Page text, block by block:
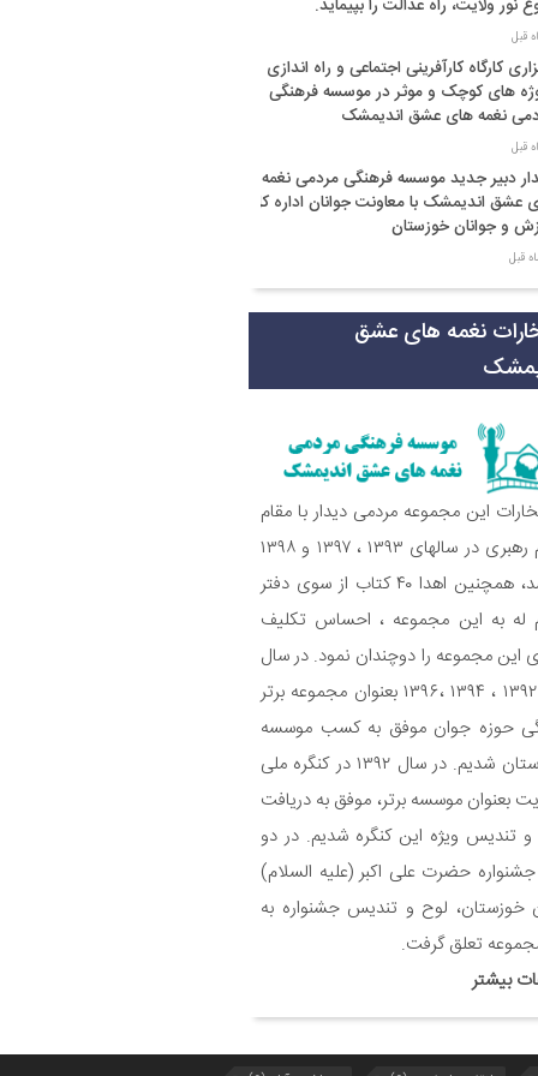
نور ولایت، راه عدالت را بپیماید.
کارگاه کارآفرینی اجتماعی و راه اندازی
های کوچک و موثر در موسسه فرهنگی
نغمه های عشق اندیمشک
دبیر جدید موسسه فرهنگی مردمی نغمه
عشق اندیمشک با معاونت جوانان اداره کل
و جوانان خوزستان
دبیر موسسه فرهنگی مردمی نغمه های
با ریاست اداره ورزش و جوانان اندیمشک
دورهمی خانوادگی با عنوان کافه شادی
ی جوان در اندیمشک برگزار شد.
جشن ولادت امام زمان (عج) و جشن
انقلاب اسلامی و هفته ی جوان در
برگزار شد.
برنامه های دهه مهدویت شبکه فرهنگی
نغمه های عشق اندیمشک
بسته جشن تکلیف به دختران سادات
اندیمشک در شب ولادت امام علی(ع)
ایجاد ۱۱۰ شعبه نغمه های عشق در ۱۱۰ منطقه
و روستای اندیمشک
رونمایی از طرح ستاره های اندیمشک و
خانه های نور، محله های آسمانی همزمان
جشن ولادت حضرت فاطمه (س) در
سراج الدین با شبکه فرهنگی مردمی
های عشق
نغمه های عشق
این مجموعه مردمی دیدار با مقام
معظم رهبری در سالهای ۱۳۹۳ ، ۱۳۹۷ و ۱۳۹۸
میباشد، همچنین اهدا ۴۰ کتاب از سوی دفتر
له به این مجموعه ، احساس تکلیف
این مجموعه را دوچندان نمود. در سال
های ۱۳۹۲ ، ۱۳۹۴ ،۱۳۹۶ بعنوان مجموعه برتر
حوزه جوان موفق به کسب موسسه
برتر استان شدیم. در سال ۱۳۹۲ در کنگره ملی
بعنوان موسسه برتر، موفق به دریافت
تندیس ویژه این کنگره شدیم. در دو
حضرت علی اکبر (علیه السلام)
خوزستان، لوح و تندیس جشنواره به
تعلق گرفت.
بیشتر